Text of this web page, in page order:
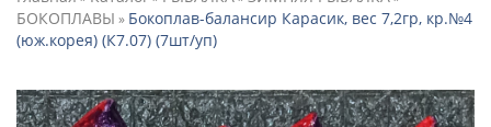
БОКОПЛАВЫ » Бокоплав-балансир Карасик, вес 7,2гр, кр.№4
(юж.корея) (К7.07) (7шт/уп)